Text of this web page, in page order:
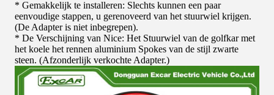
* Gemakkelijk te installeren: Slechts kunnen een paar
eenvoudige stappen, u gerenoveerd van het stuurwiel krijgen.
(De Adapter is niet inbegrepen).
* De Verschijning van Nice: Het Stuurwiel van de golfkar met
het koele het rennen aluminium Spokes van de stijl zwarte
steen. (Afzonderlijk verkochte Adapter.)